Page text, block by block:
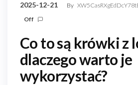
2025-12-21 By
Off
Co to są krówki z
dlaczego warto je
wykorzystać?